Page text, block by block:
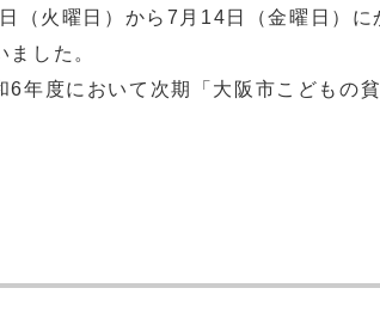
（火曜日）から7月14日（金曜日）に
した。
年度において次期「大阪市こどもの